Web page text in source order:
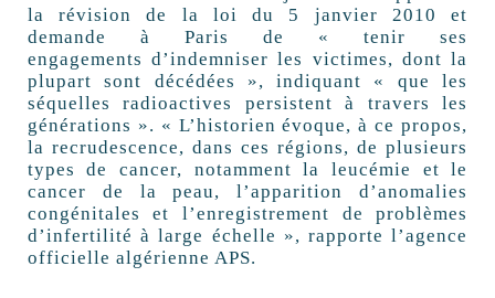
la révision de la loi du 5 janvier 2010 et
demande à Paris de « tenir ses
engagements d’indemniser les victimes, dont la
plupart sont décédées », indiquant « que les
séquelles radioactives persistent à travers les
générations ». « L’historien évoque, à ce propos,
la recrudescence, dans ces régions, de plusieurs
types de cancer, notamment la leucémie et le
cancer de la peau, l’apparition d’anomalies
congénitales et l’enregistrement de problèmes
d’infertilité à large échelle », rapporte l’agence
officielle algérienne APS.